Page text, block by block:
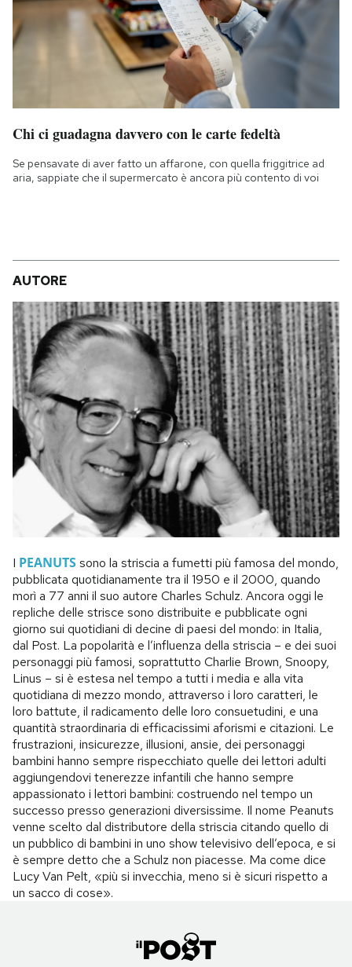
Chi ci guadagna davvero con le carte fedeltà
Se pensavate di aver fatto un affarone, con quella friggitrice ad
aria, sappiate che il supermercato è ancora più contento di voi
AUTORE
I PEANUTSsono la striscia a fumetti più famosa del mondo,
pubblicata quotidianamente tra il 1950 e il 2000, quando
morì a 77 anni il suo autore Charles Schulz. Ancora oggi le
repliche delle strisce sono distribuite e pubblicate ogni
giorno sui quotidiani di decine di paesi del mondo: in Italia,
dal Post. La popolarità e l’influenza della striscia – e dei suoi
personaggi più famosi, soprattutto Charlie Brown, Snoopy,
Linus – si è estesa nel tempo a tutti i media e alla vita
quotidiana di mezzo mondo, attraverso i loro caratteri, le
loro battute, il radicamento delle loro consuetudini, e una
quantità straordinaria di efficacissimi aforismi e citazioni. Le
frustrazioni, insicurezze, illusioni, ansie, dei personaggi
bambini hanno sempre rispecchiato quelle dei lettori adulti
aggiungendovi tenerezze infantili che hanno sempre
appassionato i lettori bambini: costruendo nel tempo un
successo presso generazioni diversissime. Il nome Peanuts
venne scelto dal distributore della striscia citando quello di
un pubblico di bambini in uno show televisivo dell’epoca, e si
è sempre detto che a Schulz non piacesse. Ma come dice
Lucy Van Pelt, «più si invecchia, meno si è sicuri rispetto a
un sacco di cose».